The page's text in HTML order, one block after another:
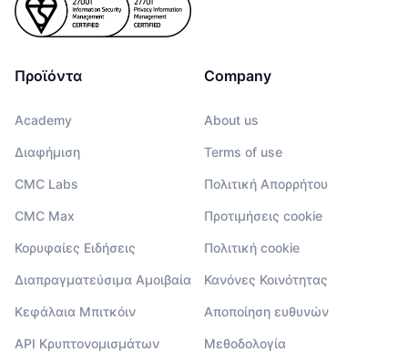
Προϊόντα
Academy
Διαφήμιση
CMC Labs
CMC Max
Κορυφαίες Ειδήσεις
Διαπραγματεύσιμα Αμοιβαία
Κεφάλαια Μπιτκόιν
API Κρυπτονομισμάτων
Company
About us
Terms of use
Πολιτική Απορρήτου
Προτιμήσεις cookie
Πολιτική cookie
Κανόνες Κοινότητας
Αποποίηση ευθυνών
Μεθοδολογία